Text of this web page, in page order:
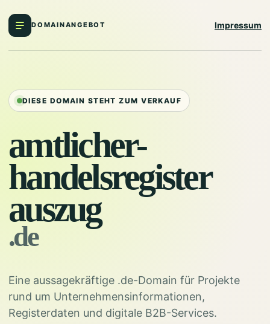
DOMAINANGEBOT Impressum
DIESE DOMAIN STEHT ZUM VERKAUF
amtlicher-
handelsregister
auszug
.de
Eine aussagekräftige .de-Domain für Projekte
rund um Unternehmensinformationen,
Registerdaten und digitale B2B-Services.